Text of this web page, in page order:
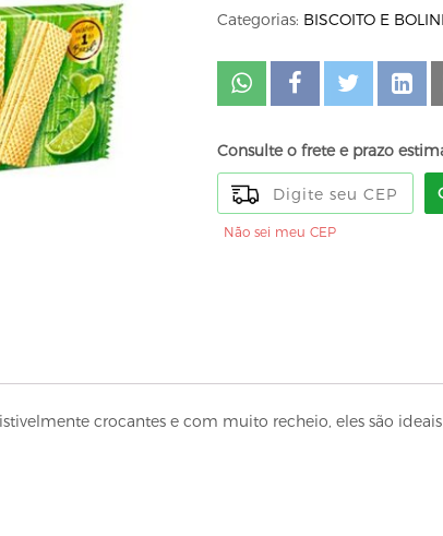
Categorias: BISCOITO E
Consulte o frete e prazo
Não sei meu CEP
crocantes e com muito recheio, eles são